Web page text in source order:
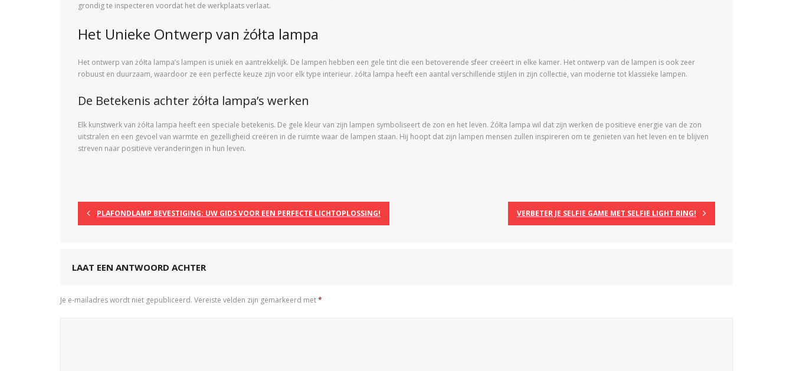
grondig te inspecteren voordat het de werkplaats verlaat.
Het Unieke Ontwerp van żółta lampa
Het ontwerp van żółta lampa’s lampen is uniek en aantrekkelijk. De lampen hebben een gele tint die een betoverende sfeer creëert in elke kamer. Het ontwerp van de lampen is ook zeer
robuust en duurzaam, waardoor ze een perfecte keuze zijn voor elk type interieur. żółta lampa heeft een aantal verschillende stijlen in zijn collectie, van moderne tot klassieke lampen.
De Betekenis achter żółta lampa’s werken
Elk kunstwerk van żółta lampa heeft een speciale betekenis. De gele kleur van zijn lampen symboliseert de zon en het leven. Żółta lampa wil dat zijn werken de positieve energie van de zon
uitstralen en een gevoel van warmte en gezelligheid creëren in de ruimte waar de lampen staan. Hij hoopt dat zijn lampen mensen zullen inspireren om te genieten van het leven en te blijven
streven naar positieve veranderingen in hun leven.
PLAFONDLAMP BEVESTIGING: UW GIDS VOOR EEN PERFECTE LICHTOPLOSSING! VERBETER JE SELFIE GAME MET SELFIE LIGHT RING!
LAAT EEN ANTWOORD ACHTER
Je e-mailadres wordt niet gepubliceerd. Vereiste velden zijn gemarkeerd met*